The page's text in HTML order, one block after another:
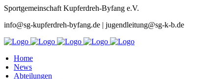
Sportgemeinschaft Kupferdreh-Byfang e.V.
info@sg-kupferdreh-byfang.de | jugendleitung@sg-k-b.de
Home
News
Abteilungen